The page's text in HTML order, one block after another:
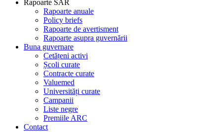
Rapoarte SAR
Rapoarte anuale
Policy briefs
Rapoarte de avertisment
Rapoarte asupra guvernării
Buna guvernare
Cetățeni activi
Școli curate
Contracte curate
Valuemed
Universități curate
Campanii
Liste negre
Premiile ARC
Contact